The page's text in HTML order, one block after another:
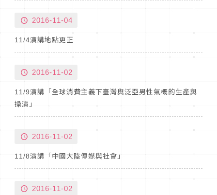
2016-11-04
11/4演講地點更正
2016-11-02
11/9演講「全球消費主義下臺灣與泛亞男性氣概的生產與
操演」
2016-11-02
11/8演講「中國大陸傳媒與社會」
2016-11-02